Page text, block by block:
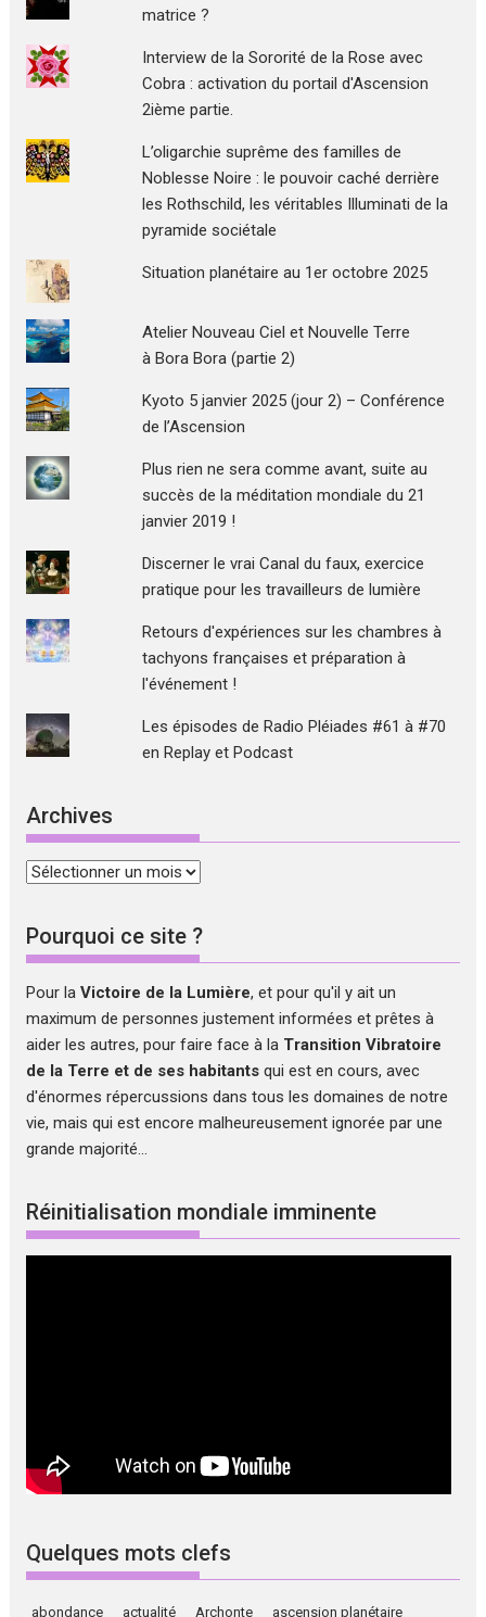
matrice ?
Interview de la Sororité de la Rose avec
Cobra : activation du portail d'Ascension
2ième partie.
L’oligarchie suprême des familles de
Noblesse Noire : le pouvoir caché derrière
les Rothschild, les véritables Illuminati de la
pyramide sociétale
Situation planétaire au 1er octobre 2025
Atelier Nouveau Ciel et Nouvelle Terre
à Bora Bora (partie 2)
Kyoto 5 janvier 2025 (jour 2) – Conférence
de l’Ascension
Plus rien ne sera comme avant, suite au
succès de la méditation mondiale du 21
janvier 2019 !
Discerner le vrai Canal du faux, exercice
pratique pour les travailleurs de lumière
Retours d'expériences sur les chambres à
tachyons françaises et préparation à
l'événement !
Les épisodes de Radio Pléiades #61 à #70
en Replay et Podcast
Archives
Archives
Pourquoi ce site ?
Pour laVictoire de la Lumière, et pour qu'il y ait un
maximum de personnes justement informées et prêtes à
aider les autres, pour faire face à la Transition Vibratoire
de la Terre et de ses habitants qui est en cours, avec
d'énormes répercussions dans tous les domaines de notre
vie, mais qui est encore malheureusement ignorée par une
grande majorité...
Réinitialisation mondiale imminente
Quelques mots clefs
abondance actualité Archonte ascension planétaire